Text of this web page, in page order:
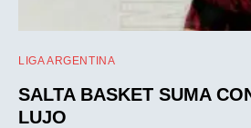
LIGA ARGENTINA
SALTA BASKET SUMA
LUJO